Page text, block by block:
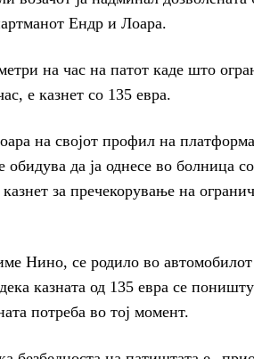
Ендр и Лоара.
на час на патот каде што
е казнет со 135 евра.
на својот профил на
да ја однесе во болница
за пречекорување на
Нино, се родило во
казната од 135 евра се
потреба во тој момент.